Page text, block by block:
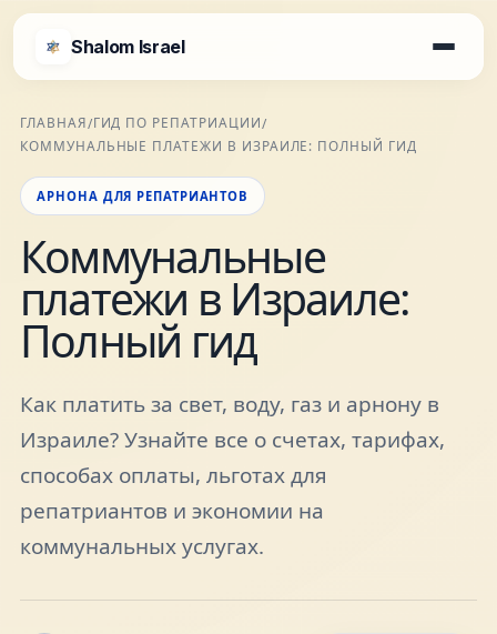
Shalom Israel
Новости
Города
FAQ
О нас
ГЛАВНАЯ/ГИД ПО РЕПАТРИАЦИИ/
КОММУНАЛЬНЫЕ ПЛАТЕЖИ В ИЗРАИЛЕ: ПОЛНЫЙ ГИД
АРНОНА ДЛЯ РЕПАТРИАНТОВ
Коммунальные
платежи в Израиле:
Полный гид
Как платить за свет, воду, газ и арнону в
Израиле? Узнайте все о счетах, тарифах,
способах оплаты, льготах для
репатриантов и экономии на
коммунальных услугах.